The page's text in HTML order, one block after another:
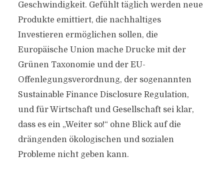
Geschwindigkeit. Gefühlt täglich werden neue
Produkte emittiert, die nachhaltiges
Investieren ermöglichen sollen, die
Europäische Union mache Drucke mit der
Grünen Taxonomie und der EU-
Offenlegungsverordnung, der sogenannten
Sustainable Finance Disclosure Regulation,
und für Wirtschaft und Gesellschaft sei klar,
dass es ein „Weiter so!“ ohne Blick auf die
drängenden ökologischen und sozialen
Probleme nicht geben kann.